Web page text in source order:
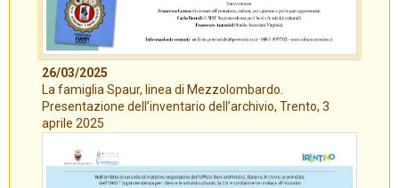
26/03/2025
La famiglia Spaur, linea di Mezzolombardo.
Presentazione dell’inventario dell’archivio, Trento, 3
aprile 2025